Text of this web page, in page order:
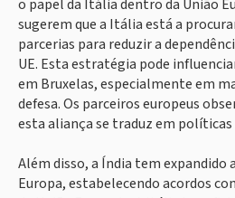
o papel da Itália dentro da União
sugerem que a Itália está a
parcerias para reduzir a
UE. Esta estratégia pode
em Bruxelas, especialmente em
defesa. Os parceiros europeus
esta aliança se traduz em
Além disso, a Índia tem expandido
Europa, estabelecendo acordos